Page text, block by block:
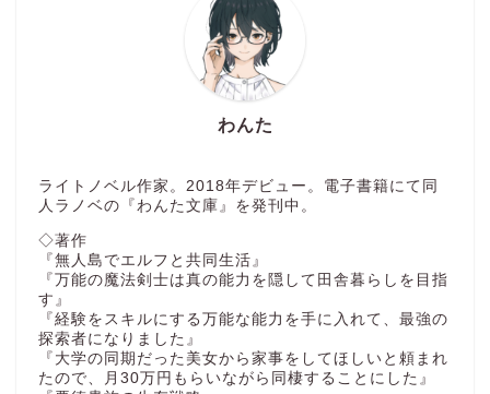
わんた
ライトノベル作家。2018年デビュー。電子書籍にて同
人ラノベの『わんた文庫』を発刊中。
◇著作
『無人島でエルフと共同生活』
『万能の魔法剣士は真の能力を隠して田舎暮らしを目指
す』
『経験をスキルにする万能な能力を手に入れて、最強の
探索者になりました』
『大学の同期だった美女から家事をしてほしいと頼まれ
たので、月30万円もらいながら同棲することにした』